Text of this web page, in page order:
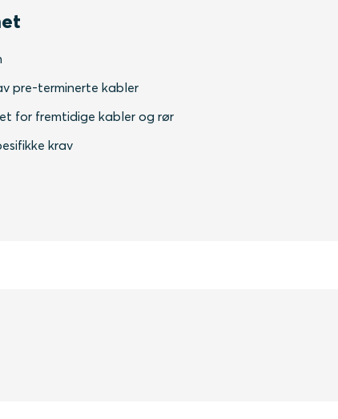
pre-terminerte kabler
for fremtidige kabler og rør
krav